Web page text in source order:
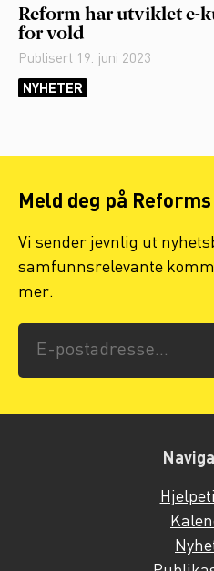
Reform har utviklet e-
for vold
Publisert 19. juni 2023
NYHETER
Meld deg på
Vi sender jevnlig ut
samfunnsrelevante
mer.